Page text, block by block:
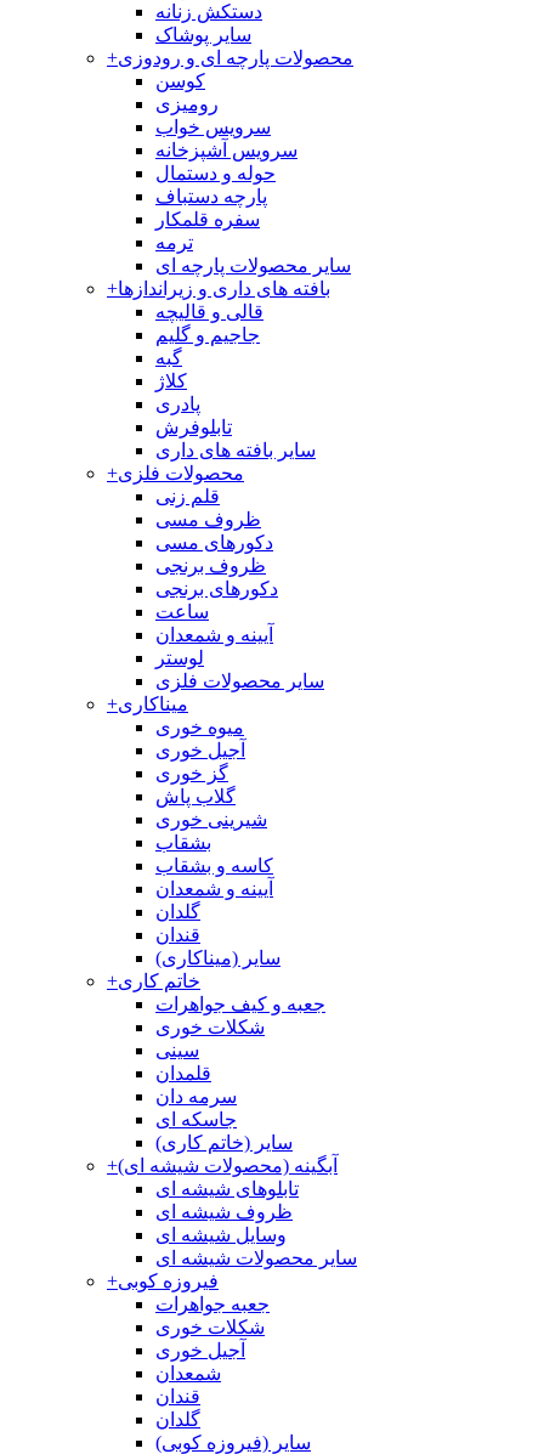
دستکش زنانه
سایر پوشاک
+محصولات پارچه ای و رودوزی
کوسن
رومیزی
سرویس خواب
سرویس آشپزخانه
حوله و دستمال
پارچه دستباف
سفره قلمکار
ترمه
سایر محصولات پارچه ای
+بافته های داری و زیراندازها
قالی و قالیچه
جاجیم و گلیم
گبه
کلاژ
پادری
تابلوفرش
سایر بافته های داری
+محصولات فلزی
قلم زنی
ظروف مسی
دکورهای مسی
ظروف برنجی
دکورهای برنجی
ساعت
آیینه و شمعدان
لوستر
سایر محصولات فلزی
+میناکاری
میوه خوری
آجیل خوری
گز خوری
گلاب پاش
شیرینی خوری
بشقاب
کاسه و بشقاب
آیینه و شمعدان
گلدان
قندان
سایر (میناکاری)
+خاتم کاری
جعبه و کیف جواهرات
شکلات خوری
سینی
قلمدان
سرمه دان
جاسکه ای
سایر (خاتم کاری)
+آبگینه (محصولات شیشه ای)
تابلوهای شیشه ای
ظروف شیشه ای
وسایل شیشه ای
سایر محصولات شیشه ای
+فیروزه کوبی
جعبه جواهرات
شکلات خوری
آجیل خوری
شمعدان
قندان
گلدان
سایر (فیروزه کوبی)